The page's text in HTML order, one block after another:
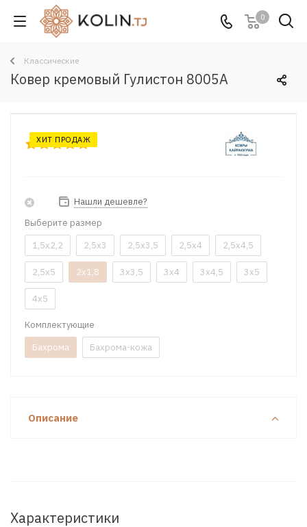
0
Классические
Ковер кремовый Гулистон 8005A
ХИТ ПРОДАЖ
Нашли дешевле?
Выберите размер
1,5x2,2
2,5x3 2,5x3,5 2,5x4 2,5x4,5
2,5x5 2x1,8 3x3,5 3x4 3x4,5 3x5
4x5
Комплектующие
Бахрома
Бахрома-кожа
Описание
Характеристики